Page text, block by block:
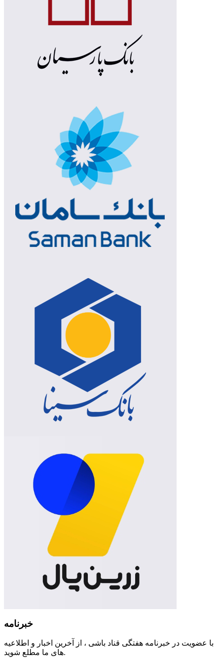
خبرنامه
با عضویت در خبرنامه هفتگی قناد باشی ، از آخرین اخبار و اطلاعیه
های ما مطلع شوید.